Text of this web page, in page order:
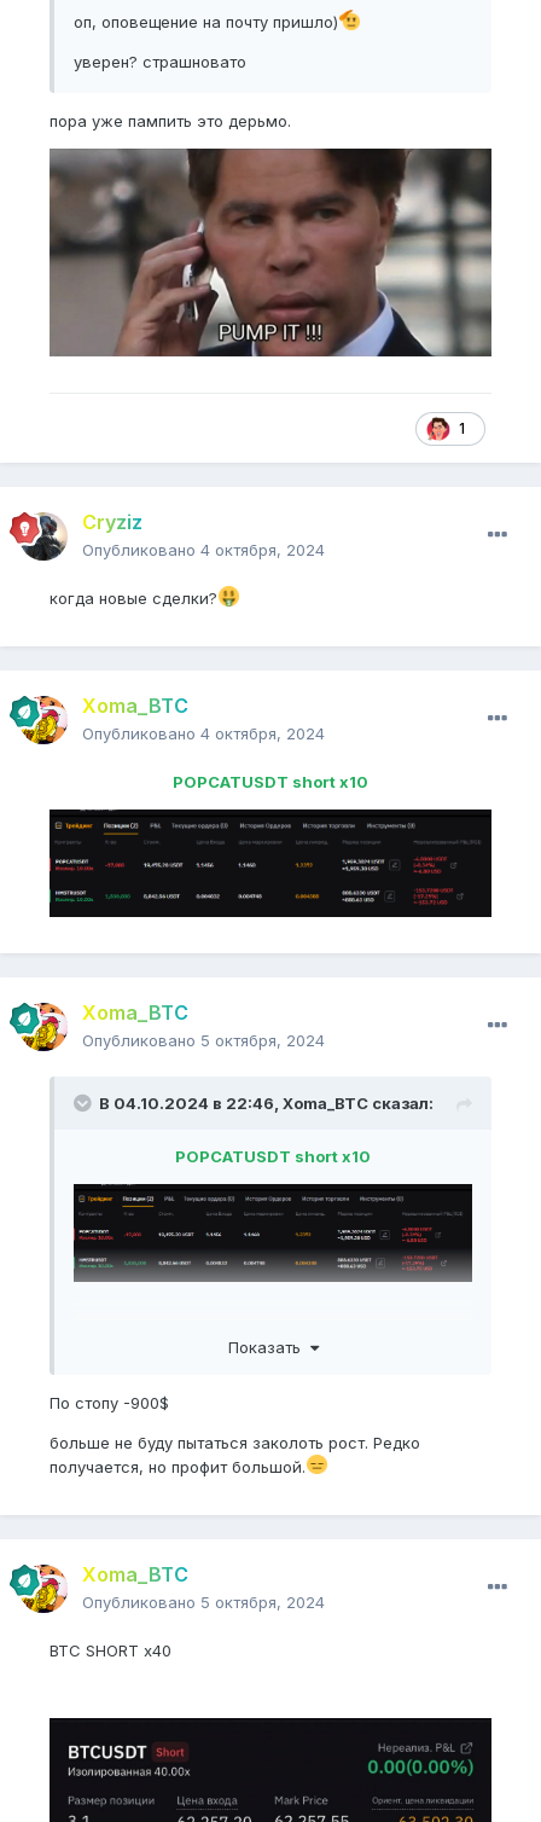
оп, оповещение на почту пришло)
уверен? страшновато
пора уже пампить это дерьмо.
1
Cryziz
Опубликовано 4 октября, 2024
когда новые сделки?
Xoma_BTC
Опубликовано 4 октября, 2024
POPCATUSDT short x10
Xoma_BTC
Опубликовано 5 октября, 2024
В 04.10.2024 в 22:46, Xoma_BTC сказал:
POPCATUSDT short x10
Показать
По стопу -900$
больше не буду пытаться заколоть рост. Редко
получается, но профит большой.
Xoma_BTC
Опубликовано 5 октября, 2024
BTC SHORT x40